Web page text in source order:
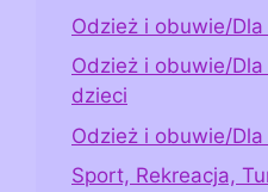
Odzież i obuwie/Dla
Odzież i obuwie/Dla
dzieci
Odzież i obuwie/
Sport, Rekreacja,